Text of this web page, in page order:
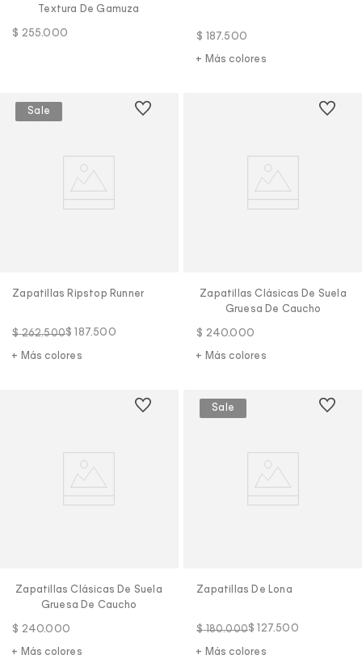
Textura De Gamuza
$ 255.000 $ 187.500
+ Más colores
Zapatillas Ripstop Runner
$ 262.500$ 187.500
+ Más colores
Zapatillas Clásicas De Suela
Gruesa De Caucho
$ 240.000
+ Más colores
Zapatillas Clásicas De Suela
Gruesa De Caucho
$ 240.000
+ Más colores
Zapatillas De Lona
$ 180.000$ 127.500
+ Más colores